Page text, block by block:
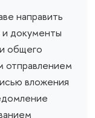
направить
документы
общего
отправлением
вложения